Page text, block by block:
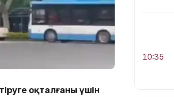
оқталғаны үшін
10:35